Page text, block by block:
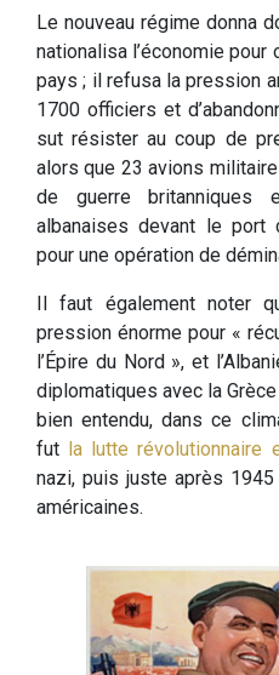
Le nouveau régime donna
nationalisa l’économie
pays ; il refusa la pression
1700 officiers et
sut résister au coup de
alors que 23 avions
de guerre britanniques
albanaises devant le port
pour une opération de
Il faut également noter
pression énorme pour «
l’Épire du Nord », et
diplomatiques avec la
bien entendu, dans ce
fut la lutte révolutionnaire
nazi, puis juste après
américaines.